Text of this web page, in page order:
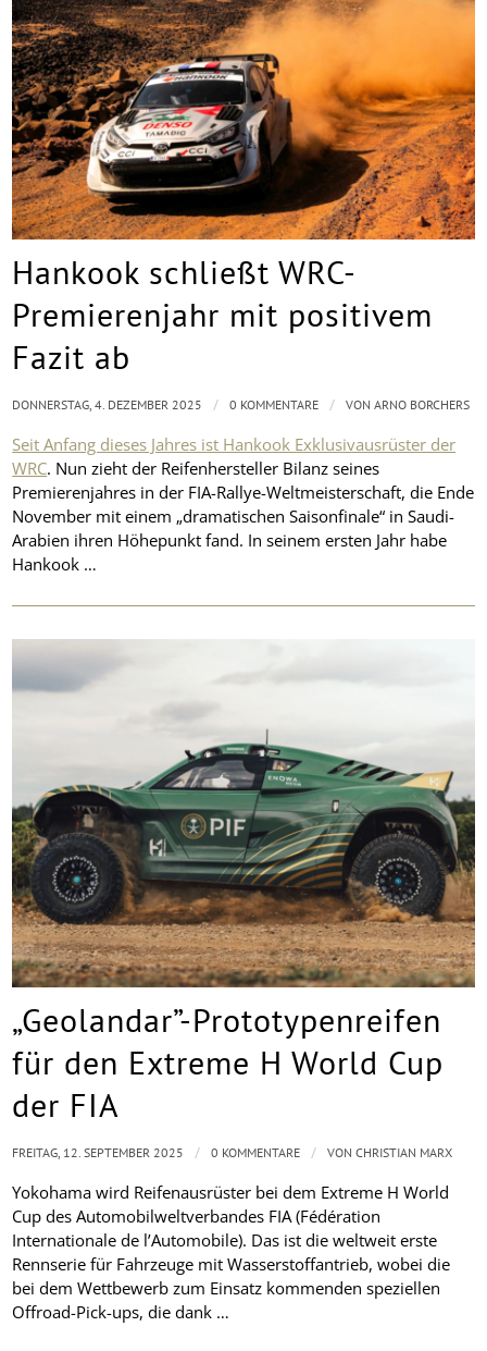
Hankook schließt WRC-
Premierenjahr mit positivem
Fazit ab
Seit Anfang dieses Jahres ist Hankook Exklusivausrüster der
WRC. Nun zieht der Reifenhersteller Bilanz seines
Premierenjahres in der FIA-Rallye-Weltmeisterschaft, die Ende
November mit einem „dramatischen Saisonfinale“ in Saudi-
Arabien ihren Höhepunkt fand. In seinem ersten Jahr habe
Hankook …
DONNERSTAG, 4. DEZEMBER 2025 / 0 KOMMENTARE / VONARNO BORCHERS
„Geolandar”-Prototypenreifen
für den Extreme H World Cup
der FIA
Yokohama wird Reifenausrüster bei dem Extreme H World
Cup des Automobilweltverbandes FIA (Fédération
Internationale de l’Automobile). Das ist die weltweit erste
Rennserie für Fahrzeuge mit Wasserstoffantrieb, wobei die
bei dem Wettbewerb zum Einsatz kommenden speziellen
Offroad-Pick-ups, die dank …
FREITAG, 12. SEPTEMBER 2025 / 0 KOMMENTARE / VONCHRISTIAN MARX